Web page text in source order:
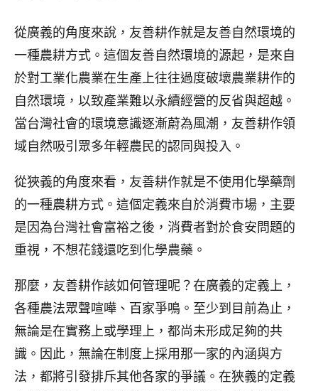
從廣義的角度來說，友善耕作就是友善自然環境的
一種農耕方式。這個友善自然環境的源起，是來自
於對工業化農業在生產上往往過度破壞農業耕作的
自然環境，以致產業難以永續經營的反省與超越。
當台灣社會的環境意識逐漸蔚為風潮，友善耕作領
域自然吸引眾多年輕農民的認同與投入。
從狹義的角度來看，友善耕作就是不使用化學藥劑
的一種農耕方式。這個定義來自於消費市場，主要
是因為台灣社會富裕之後，消費者對於食安問題的
重視，不想花錢還吃到化學農藥。
那麼，友善耕作該如何管理呢？在廣義的定義上，
各種農法眾聲喧嘩、百家爭鳴。至少到目前為止，
無論是在實務上或學理上，都尚未形成足夠的共
識。因此，無論在制度上採用那一家的內涵與方
法，都將引發排斥其他各家的爭議。在狹義的定義